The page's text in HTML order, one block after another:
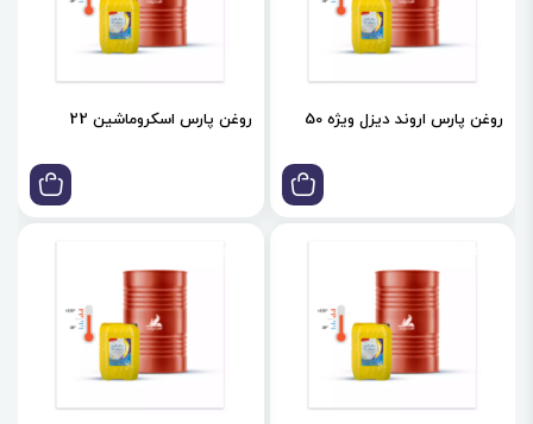
روغن پارس اروند دیزل ویژه 50 روغن پارس اسکروماشین 22